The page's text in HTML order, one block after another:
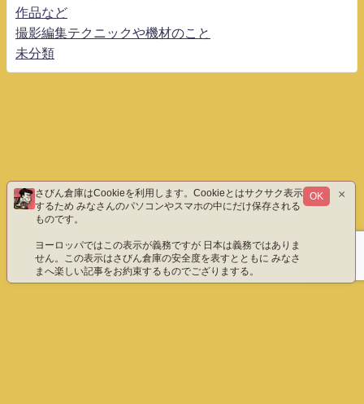
作品など
撮影編集テクニックや機材のこと
未分類
さびん倉庫はCookieを利用します。Cookieとはサクサク表示
するため みなさんのパソコンやスマホの中にだけ保存される
ものです。
ヨーロッパではこの表示が義務ですが 日本は義務ではありま
せん。この表示はさびん倉庫の安全度を表すとともに みなさ
まへ楽しい記事をお約束するものでござりまする。
OK ×